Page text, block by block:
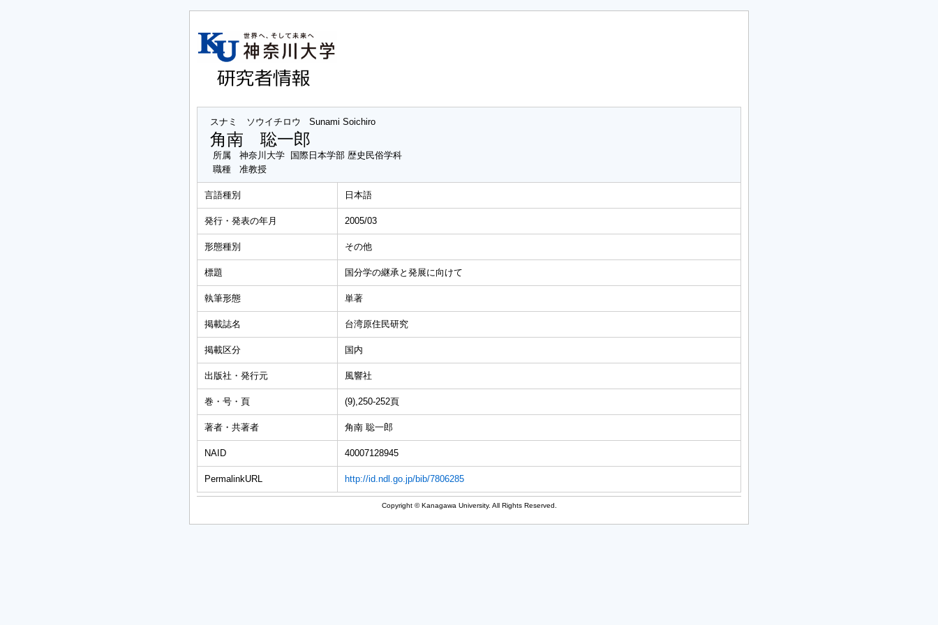
スナミ ソウイチロウ Sunami Soichiro
角南 聡一郎
所属
神奈川大学 国際日本学部 歴史民俗学科
職種
准教授
言語種別 日本語
発行・発表の年月 2005/03
形態種別 その他
標題 国分学の継承と発展に向けて
執筆形態 単著
掲載誌名 台湾原住民研究
掲載区分 国内
出版社・発行元 風響社
巻・号・頁 (9),250-252頁
著者・共著者 角南 聡一郎
NAID 40007128945
PermalinkURL http://id.ndl.go.jp/bib/7806285
Copyright © Kanagawa University. All Rights Reserved.